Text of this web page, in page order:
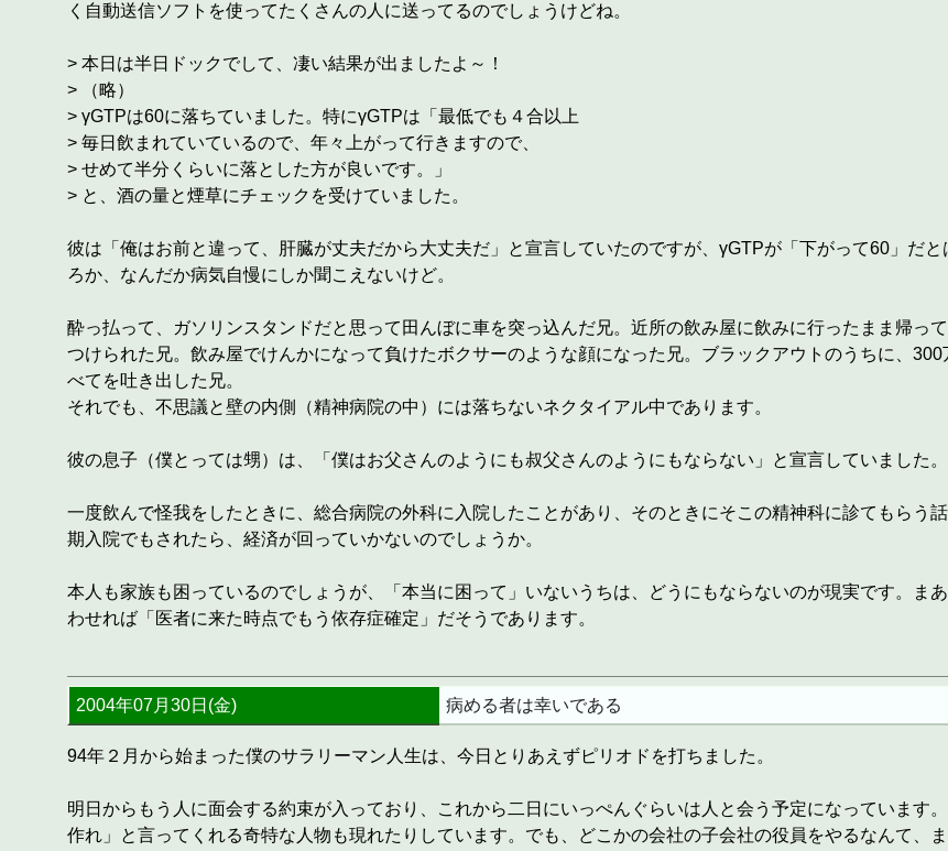
く自動送信ソフトを使ってたくさんの人に送ってるのでしょうけどね。
> 本日は半日ドックでして、凄い結果が出ましたよ～！
> （略）
> γGTPは60に落ちていました。特にγGTPは「最低でも４合以上
> 毎日飲まれていているので、年々上がって行きますので、
> せめて半分くらいに落とした方が良いです。」
> と、酒の量と煙草にチェックを受けていました。
彼は「俺はお前と違って、肝臓が丈夫だから大丈夫だ」と宣言していたのですが、γGTPが「下がって60」だ
ろか、なんだか病気自慢にしか聞こえないけど。
酔っ払って、ガソリンスタンドだと思って田んぼに車を突っ込んだ兄。近所の飲み屋に飲みに行ったまま帰っ
つけられた兄。飲み屋でけんかになって負けたボクサーのような顔になった兄。ブラックアウトのうちに、
べてを吐き出した兄。
それでも、不思議と壁の内側（精神病院の中）には落ちないネクタイアル中であります。
彼の息子（僕とっては甥）は、「僕はお父さんのようにも叔父さんのようにもならない」と宣言していました。
一度飲んで怪我をしたときに、総合病院の外科に入院したことがあり、そのときにそこの精神科に診てもらう
期入院でもされたら、経済が回っていかないのでしょうか。
本人も家族も困っているのでしょうが、「本当に困って」いないうちは、どうにもならないのが現実です。ま
わせれば「医者に来た時点でもう依存症確定」だそうであります。
2004年07月30日(金) 病める者は幸いである
94年２月から始まった僕のサラリーマン人生は、今日とりあえずピリオドを打ちました。
明日からもう人に面会する約束が入っており、これから二日にいっぺんぐらいは人と会う予定になっています
作れ」と言ってくれる奇特な人物も現れたりしています。でも、どこかの会社の子会社の役員をやるなんて、